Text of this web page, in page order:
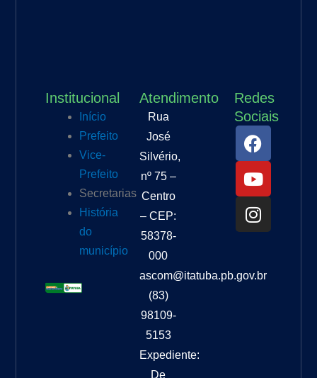
Institucional
Início
Prefeito
Vice-
Prefeito
Secretarias
História
do
município
Atendimento
Rua
José
Silvério,
nº 75 –
Centro
– CEP:
58378-
000
ascom@itatuba.pb.gov.br
(83)
98109-
5153
Expediente:
De
Redes
Sociais
F
a
c
e
b
o
o
Y
o
u
t
u
b
e
I
n
s
t
a
g
r
m